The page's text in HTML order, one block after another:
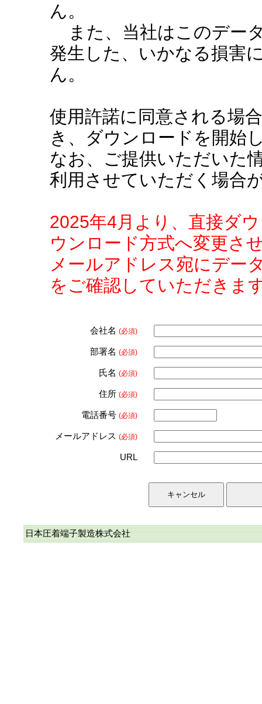
ん。
また、当社はこのデー
発生した、いかなる損害
ん。
使用許諾に同意される場
き、ダウンロードを開始
なお、ご提供いただいた
利用させていただく場合
2025年4月より、直接ダ
ウンロード方式へ変更さ
メールアドレス宛にデー
をご確認していただきま
会社名 (必須)
部署名 (必須)
氏名 (必須)
住所 (必須)
電話番号 (必須)
メールアドレス (必須)
URL
日本圧着端子製造株式会社